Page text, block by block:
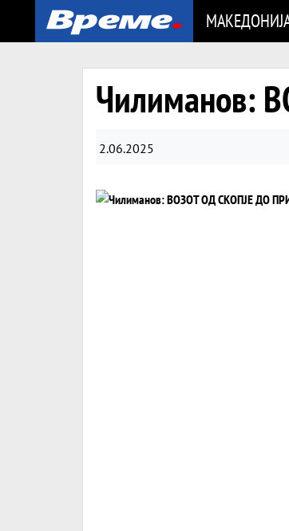
Чилиманов:
2.06.2025